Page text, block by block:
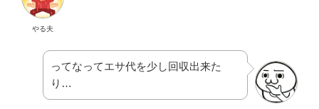
やる夫
ってなってエサ代を少し回収出来た
り…